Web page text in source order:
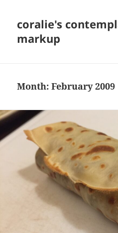
coralie's
markup
Month:February 2009